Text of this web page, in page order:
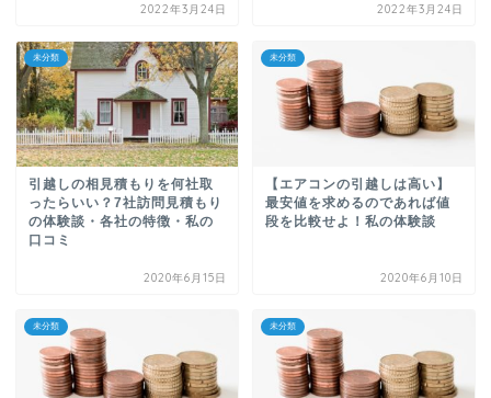
2022年3月24日 2022年3月24日
未分類
引越しの相見積もりを何社取
ったらいい？7社訪問見積もり
の体験談・各社の特徴・私の
口コミ
2020年6月15日
未分類
【エアコンの引越しは高い】
最安値を求めるのであれば値
段を比較せよ！私の体験談
2020年6月10日
未分類 未分類